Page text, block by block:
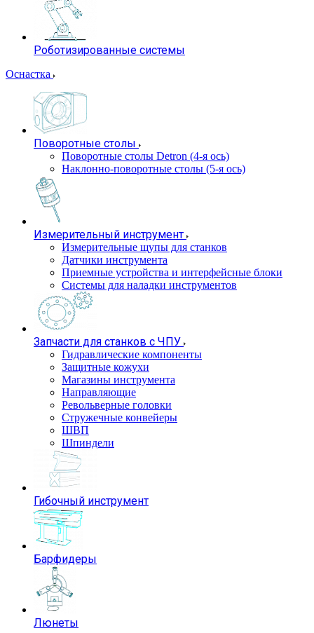
Роботизированные системы
Оснастка
Поворотные столы
Поворотные столы Detron (4-я ось)
Наклонно-поворотные столы (5-я ось)
Измерительный инструмент
Измерительные щупы для станков
Датчики инструмента
Приемные устройства и интерфейсные блоки
Системы для наладки инструментов
Запчасти для станков с ЧПУ
Гидравлические компоненты
Защитные кожухи
Магазины инструмента
Направляющие
Револьверные головки
Стружечные конвейеры
ШВП
Шпиндели
Гибочный инструмент
Барфидеры
Люнеты